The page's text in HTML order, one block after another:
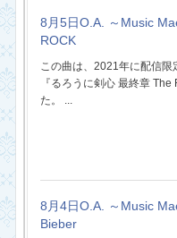
8月5日O.A. ～Music
ROCK
この曲は、2021年に配信
『るろうに剣心 最終章
た。 ...
8月4日O.A. ～Music
Bieber